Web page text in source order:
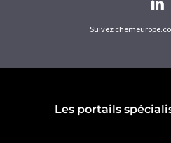
Suivez
Les portails